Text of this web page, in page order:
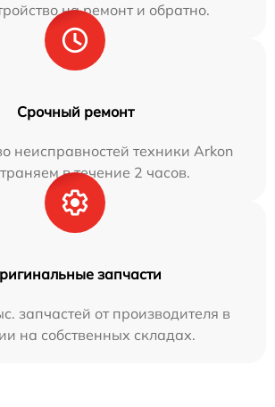
на ремонт и обратно.
Срочный ремонт
неисправностей техники Arkon
в течение 2 часов.
запчасти
запчастей от производителя в
на собственных складах.